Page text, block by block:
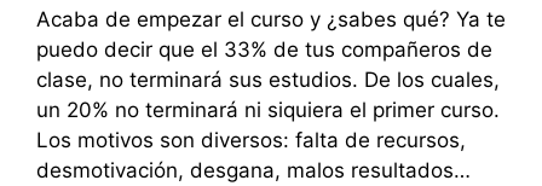
Acaba de empezar el curso y ¿sabes qué? Ya te
puedo decir que el 33% de tus compañeros de
clase, no terminará sus estudios. De los cuales,
un 20% no terminará ni siquiera el primer curso.
Los motivos son diversos: falta de recursos,
desmotivación, desgana, malos resultados…